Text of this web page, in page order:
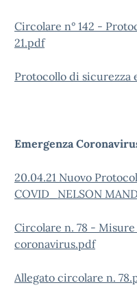
Circolare n° 142 -
21.pdf
Protocollo di sicurezza
Emergenza
20.04.21 Nuovo
COVID_NELSON
Circolare n. 78 -
coronavirus.pdf
Allegato circolare n.